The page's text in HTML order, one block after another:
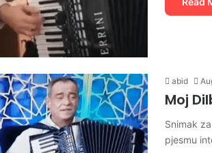
abid
Moj
Snimak
pjesmu